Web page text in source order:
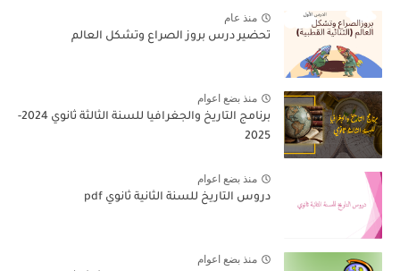
منذ عام
تحضير درس بروز الصراع وتشكل العالم
منذ بضع اعوام
برنامج التاريخ والجغرافيا للسنة الثالثة ثانوي 2024-
2025
منذ بضع اعوام
دروس التاريخ للسنة الثانية ثانوي pdf
منذ بضع اعوام